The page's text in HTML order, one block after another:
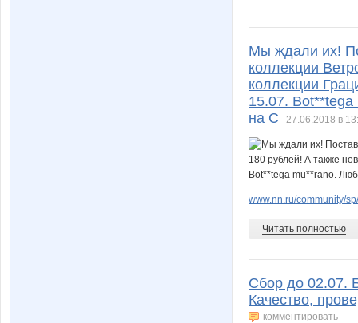
Мы ждали их!
коллекции
коллекции
15.07.
на С
27.06.2018 в
www.nn.ru/community/
Читать полностью
Сбор до 02.07.
Качество,
комментировать